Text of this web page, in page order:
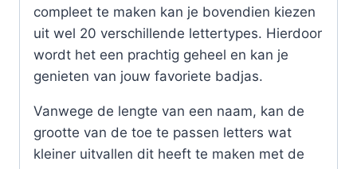
compleet te maken kan je bovendien kiezen
uit wel 20 verschillende lettertypes. Hierdoor
wordt het een prachtig geheel en kan je
genieten van jouw favoriete badjas.
Vanwege de lengte van een naam, kan de
grootte van de toe te passen letters wat
kleiner uitvallen dit heeft te maken met de